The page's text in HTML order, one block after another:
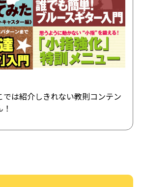
では紹介しきれない教則コンテン